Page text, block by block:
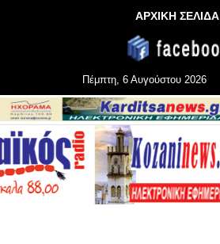
ΑΡΧΙΚΗ ΣΕΛΙΔΑ
Πέμπτη, 6 Αυγούστου 2026